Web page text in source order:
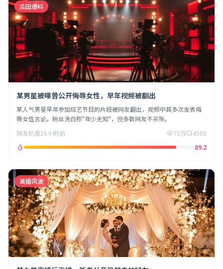
瓜田爆料
某男星被曝曾公开侮辱女性，早年视频被翻出
某人气男星早年参加综艺节目的片段被网友翻出，视频中其多次发表侮
辱女性言论。粉丝洗白称"年少无知"，但多数网友不买账。
网友扒皮16小时前 75万
4500
89.2
离婚风波